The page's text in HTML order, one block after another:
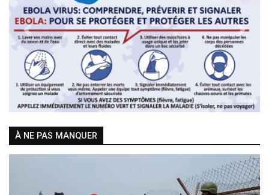
Previous Next
À NE PAS MANQUER